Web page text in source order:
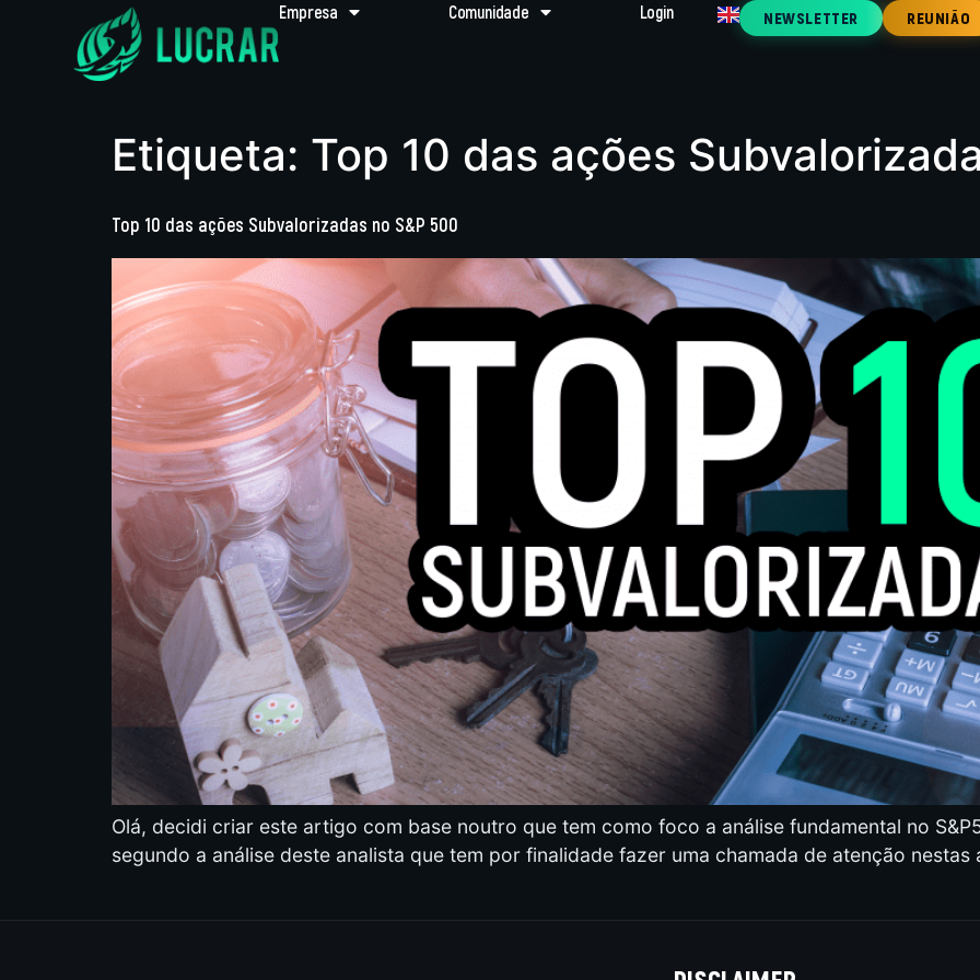
Empresa Comunidade Login NEWSLETTER REUNIÃO
Etiqueta: Top 10 das ações
Top 10 das ações Subvalorizadas no S&P 500
Olá, decidi criar este artigo com base noutro que tem como foco a análise fundamental no
segundo a análise deste analista que tem por finalidade fazer uma chamada de atenção